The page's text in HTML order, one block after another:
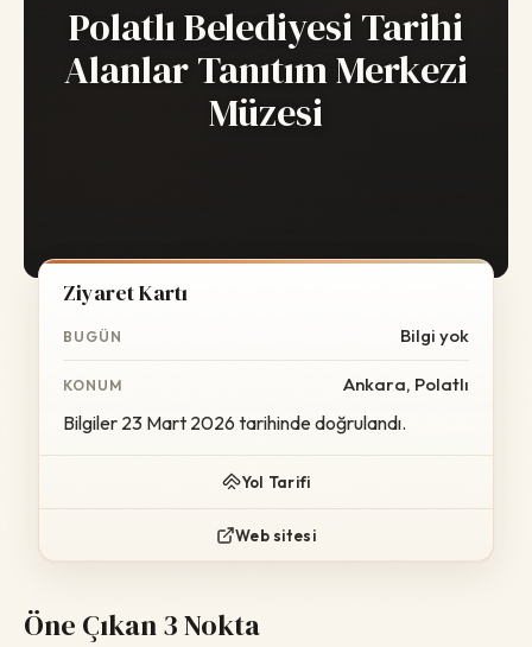
Polatlı Belediyesi Tarihi
Alanlar Tanıtım Merkezi
Müzesi
Ziyaret Kartı
BUGÜN Bilgi yok
KONUM Ankara, Polatlı
Bilgiler 23 Mart 2026 tarihinde doğrulandı.
Yol Tarifi
Web sitesi
Öne Çıkan 3 Nokta